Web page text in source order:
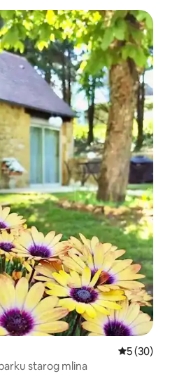
oznakom „Odabrali gosti”
Prosječna
5 (30)
starog mlina